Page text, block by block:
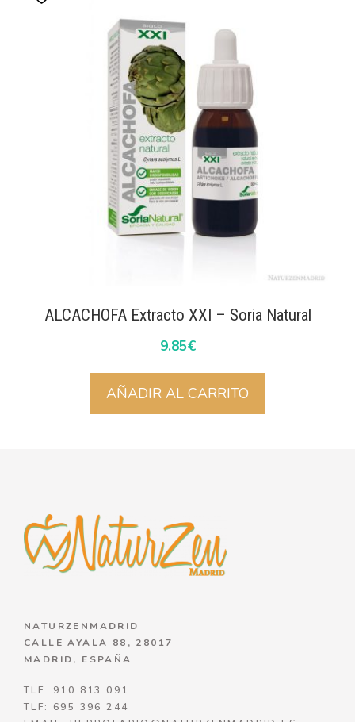
ALCACHOFA Extracto XXI – Soria Natural
9.85€
AÑADIR AL CARRITO
NATURZENMADRID
CALLE AYALA 88, 28017
MADRID, ESPAÑA
TLF: 910 813 091
TLF: 695 396 244